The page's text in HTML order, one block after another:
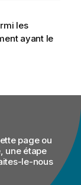
les
ayant le
page ou
une étape
le-nous